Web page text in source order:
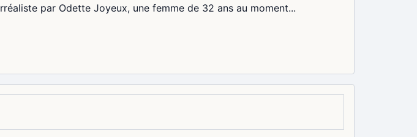
par Odette Joyeux, une femme de 32 ans au moment...